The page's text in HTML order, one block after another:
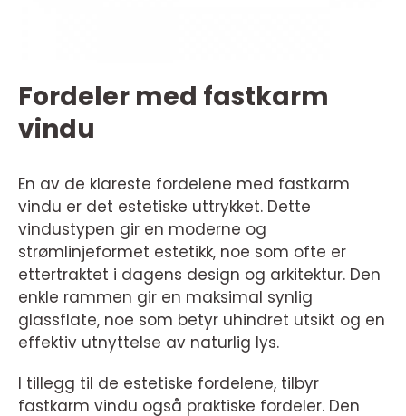
Fordeler med fastkarm
vindu
En av de klareste fordelene med fastkarm
vindu er det estetiske uttrykket. Dette
vindustypen gir en moderne og
strømlinjeformet estetikk, noe som ofte er
ettertraktet i dagens design og arkitektur. Den
enkle rammen gir en maksimal synlig
glassflate, noe som betyr uhindret utsikt og en
effektiv utnyttelse av naturlig lys.
I tillegg til de estetiske fordelene, tilbyr
fastkarm vindu også praktiske fordeler. Den